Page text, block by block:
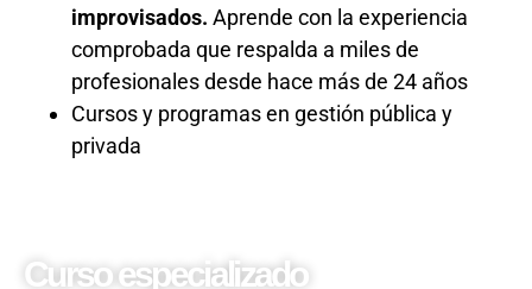
improvisados. Aprende con la experiencia
comprobada que respalda a miles de
profesionales desde hace más de 24 años
Cursos y programas en gestión pública y
privada
Curso especializado